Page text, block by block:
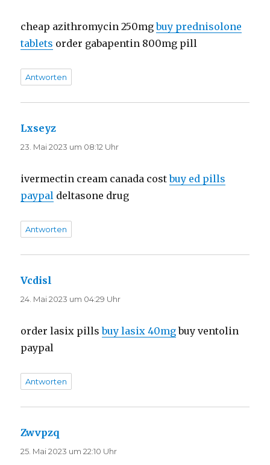
cheap azithromycin 250mgbuy prednisolone
tablets order gabapentin 800mg pill
Antworten
Lxseyz
23. Mai 2023 um 08:12 Uhr
ivermectin cream canada costbuy ed pills
paypal deltasone drug
Antworten
Vcdisl
24. Mai 2023 um 04:29 Uhr
order lasix pillsbuy lasix 40mgbuy ventolin
paypal
Antworten
Zwvpzq
25. Mai 2023 um 22:10 Uhr